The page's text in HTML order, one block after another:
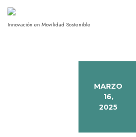
Innovación en Movilidad Sostenible
MARZO
16,
2025